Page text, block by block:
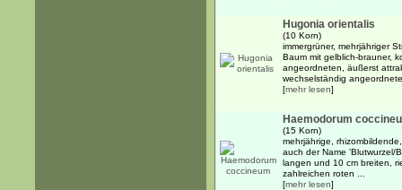
Hugonia orientalis
(10 Korn)
immergrüner, mehrjähriger
Baum mit gelblich-brauner,
angeordneten, äußerst
wechselständig
[mehr lesen]
Haemodorum
(15 Korn)
mehrjährige,
auch der Name 'Blutwurzel/
langen und 10 cm breiten,
zahlreichen roten ...
[mehr lesen]